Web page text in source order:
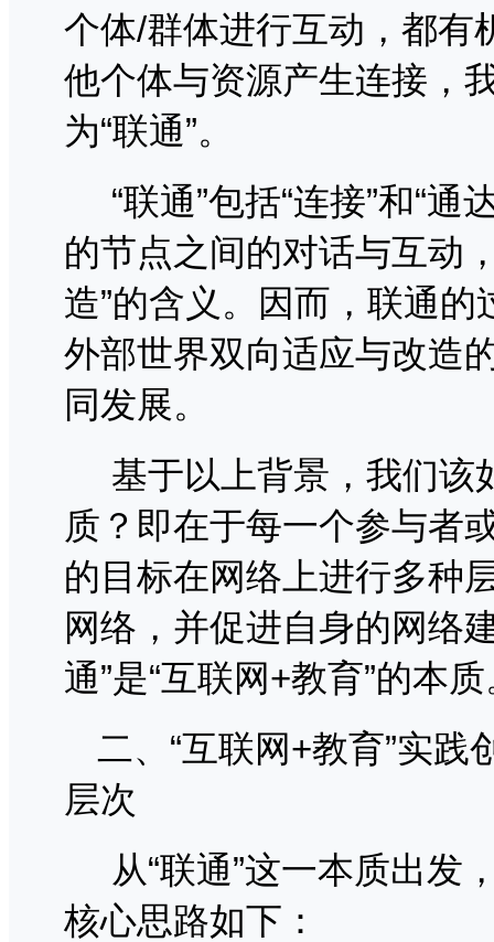
个体/群体进行互动，都有
他个体与资源产生连接，
为“联通”。
“联通”包括“连接”和“
的节点之间的对话与互动
造”的含义。因而，联通
外部世界双向适应与改造
同发展。
基于以上背景，我们该
质？即在于每一个参与者
的目标在网络上进行多种
网络，并促进自身的网络
通”是“互联网+教育”的本质
二、“互联网+教育”实践
层次
从“联通”这一本质出发
核心思路如下：